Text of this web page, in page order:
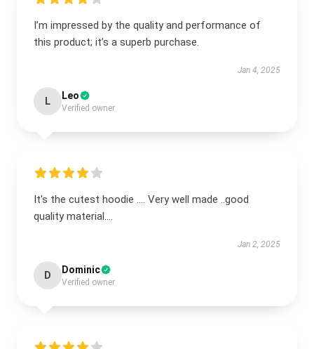
I’m impressed by the quality and performance of
this product; it’s a superb purchase.
Jan 4, 2025
L Leo
Verified owner
It's the cutest hoodie .... Very well made ..good
quality material....
Jan 2, 2025
D Dominic
Verified owner